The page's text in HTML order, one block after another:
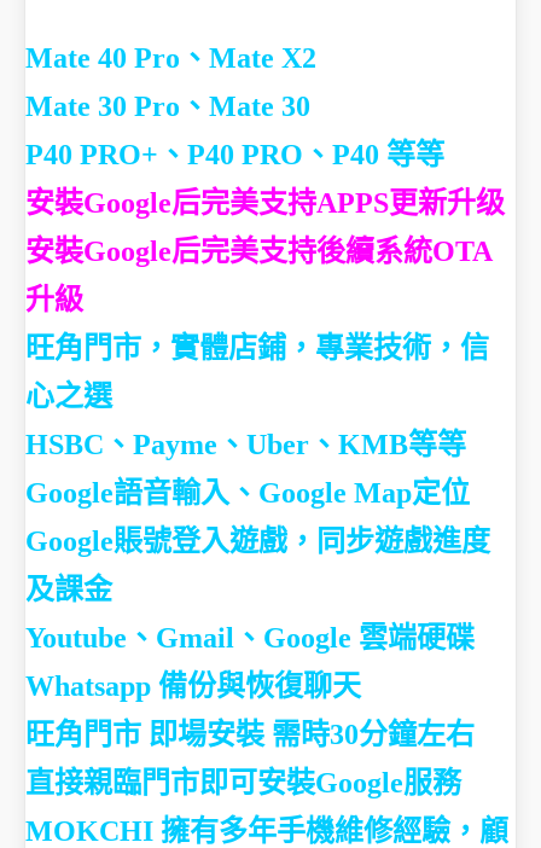
Mate 40 Pro、Mate X2
Mate 30 Pro、Mate 30
P40 PRO+、P40 PRO、P40 等等
安裝Google后完美支持APPS更新升级
安裝Google后完美支持後續系統OTA
升級
旺角門市，實體店鋪，專業技術，信
心之選
HSBC、Payme、Uber、KMB等等
Google語音輸入、Google Map定位
Google賬號登入遊戲，同步遊戲進度
及課金
Youtube、Gmail、Google 雲端硬碟
Whatsapp 備份與恢復聊天
旺角門市 即場安裝 需時30分鐘左右
直接親臨門市即可安裝Google服務
MOKCHI 擁有多年手機維修經驗，顧